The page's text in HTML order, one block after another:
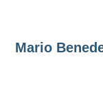
Mario